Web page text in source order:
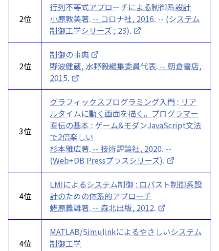
2位
行列不等式アプローチによる制御系設計
小原敦美著. -- コロナ社, 2016. -- (システム
制御工学シリーズ ; 23).
2位
制御の事典
野波健蔵, 水野毅編集委員代表. -- 朝倉書店,
2015.
3位
グラフィックスプログラミング入門 : リア
ルタイムに動く画面を描く。プログラマー
直伝の基本 : ゲーム&モダンJavaScript文法
で2倍楽しい
杉本雅広著. -- 技術評論社, 2020. --
(Web+DB Pressプラスシリーズ).
4位
LMIによるシステム制御 : ロバスト制御系設
計のための体系的アプローチ
蛯原義雄著. -- 森北出版, 2012.
4位
MATLAB/Simulinkによるやさしいシステム
制御工学